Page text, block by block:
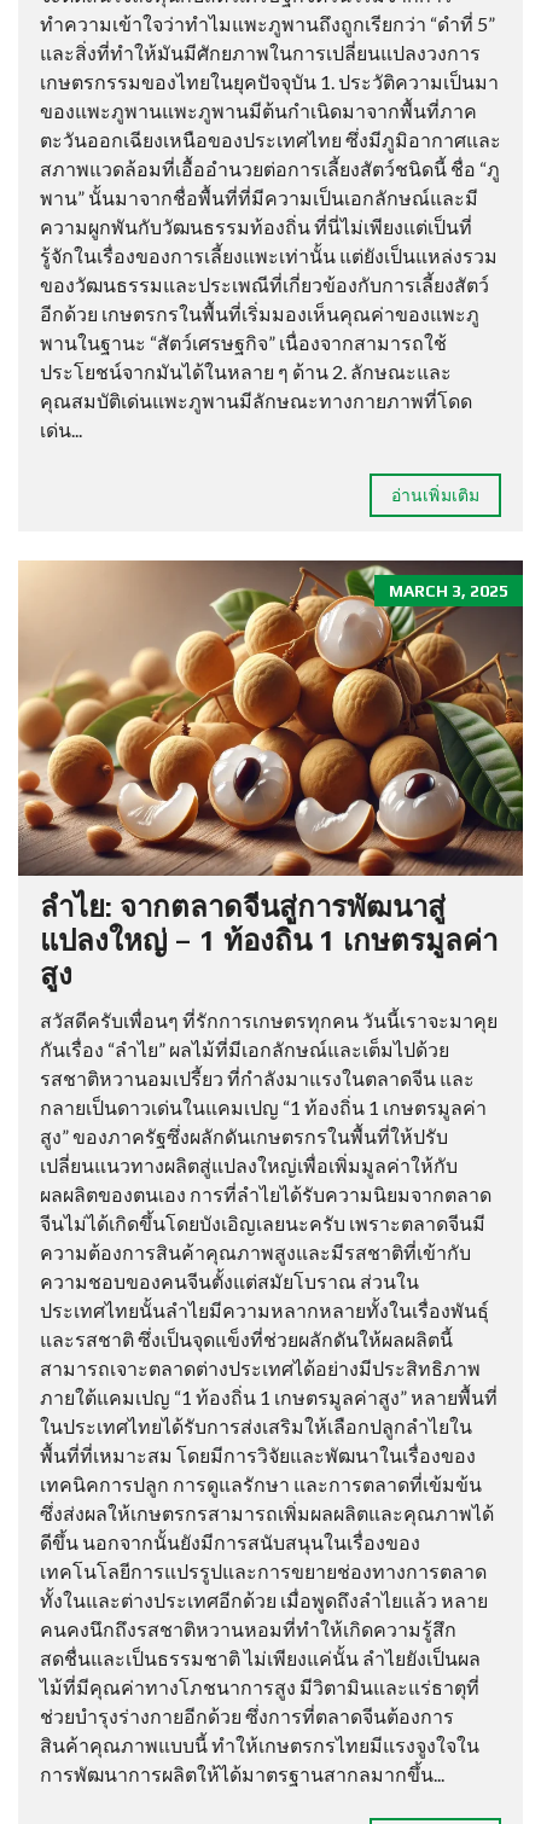
ทำความเข้าใจว่าทำไมแพะภูพานถึงถูกเรียกว่า “ดำที่ 5”
และสิ่งที่ทำให้มันมีศักยภาพในการเปลี่ยนแปลงวงการ
เกษตรกรรมของไทยในยุคปัจจุบัน 1. ประวัติความเป็นมา
ของแพะภูพานแพะภูพานมีต้นกำเนิดมาจากพื้นที่ภาค
ตะวันออกเฉียงเหนือของประเทศไทย ซึ่งมีภูมิอากาศและ
สภาพแวดล้อมที่เอื้ออำนวยต่อการเลี้ยงสัตว์ชนิดนี้ ชื่อ “ภู
พาน” นั้นมาจากชื่อพื้นที่ที่มีความเป็นเอกลักษณ์และมี
ความผูกพันกับวัฒนธรรมท้องถิ่น ที่นี่ไม่เพียงแต่เป็นที่
รู้จักในเรื่องของการเลี้ยงแพะเท่านั้น แต่ยังเป็นแหล่งรวม
ของวัฒนธรรมและประเพณีที่เกี่ยวข้องกับการเลี้ยงสัตว์
อีกด้วย เกษตรกรในพื้นที่เริ่มมองเห็นคุณค่าของแพะภู
พานในฐานะ “สัตว์เศรษฐกิจ” เนื่องจากสามารถใช้
ประโยชน์จากมันได้ในหลาย ๆ ด้าน 2. ลักษณะและ
คุณสมบัติเด่นแพะภูพานมีลักษณะทางกายภาพที่โดด
เด่น...
อ่านเพิ่มเติม
MARCH 3, 2025
ลำไย: จากตลาดจีนสู่การพัฒนาสู่
แปลงใหญ่ – 1 ท้องถิ่น 1 เกษตรมูลค่า
สูง
สวัสดีครับเพื่อนๆ ที่รักการเกษตรทุกคน วันนี้เราจะมาคุย
กันเรื่อง “ลำไย” ผลไม้ที่มีเอกลักษณ์และเต็มไปด้วย
รสชาติหวานอมเปรี้ยว ที่กำลังมาแรงในตลาดจีน และ
กลายเป็นดาวเด่นในแคมเปญ “1 ท้องถิ่น 1 เกษตรมูลค่า
สูง” ของภาครัฐซึ่งผลักดันเกษตรกรในพื้นที่ให้ปรับ
เปลี่ยนแนวทางผลิตสู่แปลงใหญ่เพื่อเพิ่มมูลค่าให้กับ
ผลผลิตของตนเอง การที่ลำไยได้รับความนิยมจากตลาด
จีนไม่ได้เกิดขึ้นโดยบังเอิญเลยนะครับ เพราะตลาดจีนมี
ความต้องการสินค้าคุณภาพสูงและมีรสชาติที่เข้ากับ
ความชอบของคนจีนตั้งแต่สมัยโบราณ ส่วนใน
ประเทศไทยนั้นลำไยมีความหลากหลายทั้งในเรื่องพันธุ์
และรสชาติ ซึ่งเป็นจุดแข็งที่ช่วยผลักดันให้ผลผลิตนี้
สามารถเจาะตลาดต่างประเทศได้อย่างมีประสิทธิภาพ
ภายใต้แคมเปญ “1 ท้องถิ่น 1 เกษตรมูลค่าสูง” หลายพื้นที่
ในประเทศไทยได้รับการส่งเสริมให้เลือกปลูกลำไยใน
พื้นที่ที่เหมาะสม โดยมีการวิจัยและพัฒนาในเรื่องของ
เทคนิคการปลูก การดูแลรักษา และการตลาดที่เข้มข้น
ซึ่งส่งผลให้เกษตรกรสามารถเพิ่มผลผลิตและคุณภาพได้
ดีขึ้น นอกจากนั้นยังมีการสนับสนุนในเรื่องของ
เทคโนโลยีการแปรรูปและการขยายช่องทางการตลาด
ทั้งในและต่างประเทศอีกด้วย เมื่อพูดถึงลำไยแล้ว หลาย
คนคงนึกถึงรสชาติหวานหอมที่ทำให้เกิดความรู้สึก
สดชื่นและเป็นธรรมชาติ ไม่เพียงแค่นั้น ลำไยยังเป็นผล
ไม้ที่มีคุณค่าทางโภชนาการสูง มีวิตามินและแร่ธาตุที่
ช่วยบำรุงร่างกายอีกด้วย ซึ่งการที่ตลาดจีนต้องการ
สินค้าคุณภาพแบบนี้ ทำให้เกษตรกรไทยมีแรงจูงใจใน
การพัฒนาการผลิตให้ได้มาตรฐานสากลมากขึ้น...